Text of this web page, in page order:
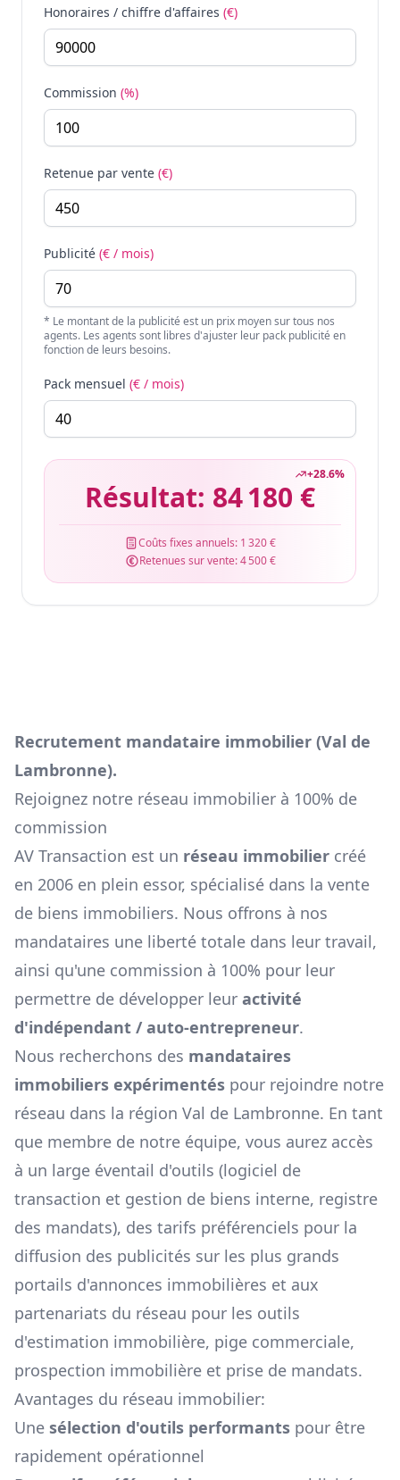
Honoraires / chiffre d'affaires (€)
Commission (%)
Retenue par vente (€)
Publicité (€ / mois)
* Le montant de la publicité est un prix moyen sur tous nos
agents. Les agents sont libres d'ajuster leur pack publicité en
fonction de leurs besoins.
Pack mensuel (€ / mois)
+28.6%
Résultat: 84 180 €
Coûts fixes annuels: 1 320 €
Retenues sur vente:4 500 €
Recrutement mandataire immobilier (Val de
Lambronne).
Rejoignez notre réseau immobilier à 100% de
commission
AV Transaction est un réseau immobilier créé
en 2006 en plein essor, spécialisé dans la vente
de biens immobiliers. Nous offrons à nos
mandataires une liberté totale dans leur travail,
ainsi qu'une commission à 100% pour leur
permettre de développer leur activité
d'indépendant / auto-entrepreneur.
Nous recherchons des mandataires
immobiliers expérimentés pour rejoindre notre
réseau dans la région Val de Lambronne. En tant
que membre de notre équipe, vous aurez accès
à un large éventail d'outils (logiciel de
transaction et gestion de biens interne, registre
des mandats), des tarifs préférenciels pour la
diffusion des publicités sur les plus grands
portails d'annonces immobilières et aux
partenariats du réseau pour les outils
d'estimation immobilière, pige commerciale,
prospection immobilière et prise de mandats.
Avantages du réseau immobilier:
Une sélection d'outils performants pour être
rapidement opérationnel